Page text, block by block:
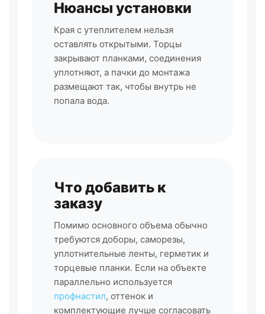
Нюансы установки
Края с утеплителем нельзя
оставлять открытыми. Торцы
закрывают планками, соединения
уплотняют, а пачки до монтажа
размещают так, чтобы внутрь не
попала вода.
Что добавить к
заказу
Помимо основного объема обычно
требуются доборы, саморезы,
уплотнительные ленты, герметик и
торцевые планки. Если на объекте
параллельно используется
профнастил, оттенок и
комплектующие лучше согласовать